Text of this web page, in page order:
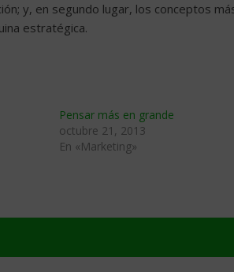
y, en segundo lugar, los conceptos
estratégica.
Pensar más en grande
octubre 21, 2013
En «Marketing»